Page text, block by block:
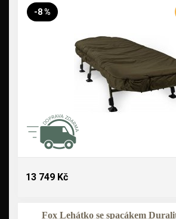
-8 %
13 749 Kč
Fox Lehátko se spacákem